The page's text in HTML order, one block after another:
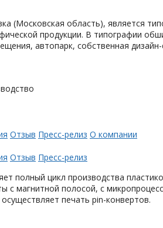
(Московская область), является
продукции. В типографии
автопарк, собственная
Отзыв Пресс-релиз О компании
Отзыв Пресс-релиз
полный цикл производства
с магнитной полосой, с
печать pin-конвертов.